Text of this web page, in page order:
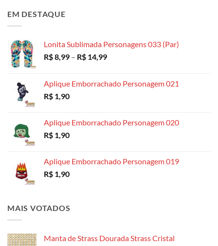
EM DESTAQUE
Lonita Sublimada Personagens 033 (Par)
R$8,99 – R$ 14,99Faixa
R$ 8,99
Aplique Emborrachado Personagem 021
R$ 1,90
Aplique Emborrachado Personagem 020
R$ 1,90
Aplique Emborrachado Personagem 019
R$ 1,90
MAIS VOTADOS
Manta de Strass Dourada Strass Cristal